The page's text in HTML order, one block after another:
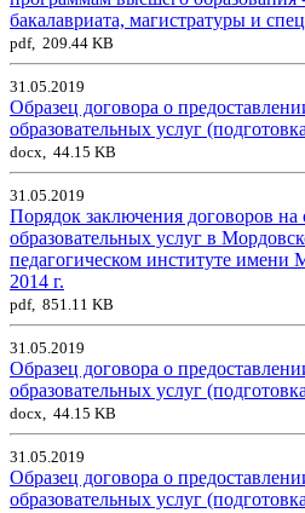
бакалавриата, магистратуры и
pdf, 209.44 KB
31.05.2019
Образец договора о
образовательных услуг
docx, 44.15 KB
31.05.2019
Порядок заключения договоров на
образовательных услуг в
педагогическом институте имени
2014 г.
pdf, 851.11 KB
31.05.2019
Образец договора о
образовательных услуг
docx, 44.15 KB
31.05.2019
Образец договора о
образовательных услуг